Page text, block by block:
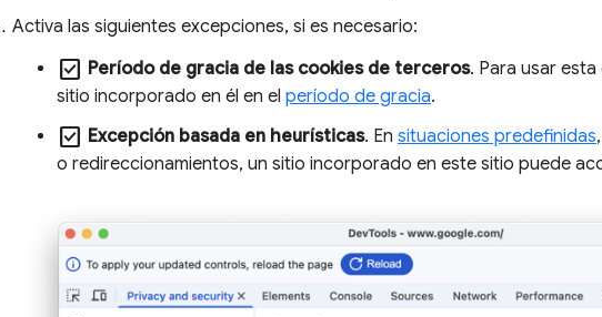
Activa las siguientes excepciones, si es necesario:
check_box Período de gracia de las cookies de terceros. Para usar
sitio incorporado en él en el período de gracia.
check_box Excepción basada en heurísticas. En situaciones predefinidas
o redireccionamientos, un sitio incorporado en este sitio puede